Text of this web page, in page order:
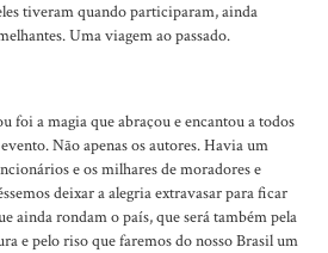
tiveram quando participaram, ainda
Uma viagem ao passado.
foi a magia que abraçou e encantou a todos
Não apenas os autores. Havia um
e os milhares de moradores e
deixar a alegria extravasar para ficar
ainda rondam o país, que será também pela
e pelo riso que faremos do nosso Brasil um